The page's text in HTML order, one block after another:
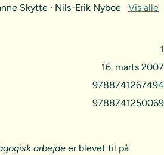
1
16. marts 2007
9788741267494
9788741250069
Skytte · Nils-Erik Nyboe Vis alle
arbejde er blevet til på